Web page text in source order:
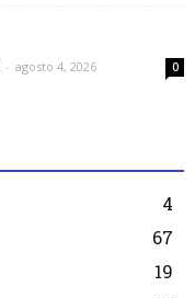
- agosto 4, 2026 0
4
67
19